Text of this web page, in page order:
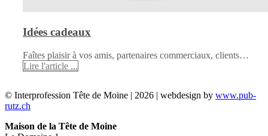
Idées cadeaux
Faîtes plaisir à vos amis, partenaires commerciaux, clients…
Lire l'article ...
© Interprofession Tête de Moine | 2026 | webdesign by www.pub-
rutz.ch
Maison de la Tête de Moine